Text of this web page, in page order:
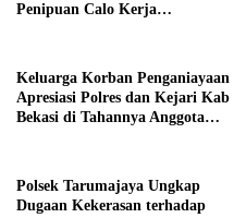
Penipuan Calo Kerja
Keluarga Korban Penganiayaan
Apresiasi Polres dan Kejari Kab
Bekasi di Tahannya Anggota
Polsek Tarumajaya Ungkap
Dugaan Kekerasan terhadap